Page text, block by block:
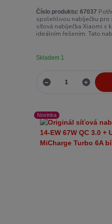
Číslo produktu: 67037
spolehlivou nabíječku pro
síťová nabíječka Xiaomi s
ideálním řešením. Tato
Skladem 1
Novinka